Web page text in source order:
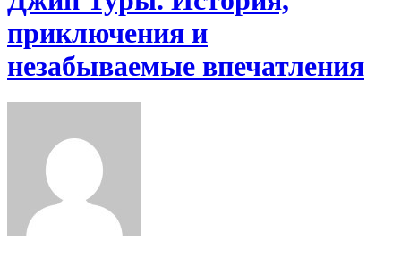
приключения и
незабываемые впечатления